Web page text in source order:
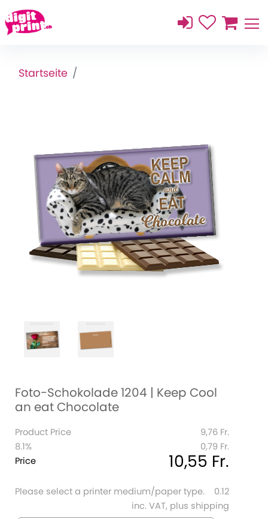
Startseite
Foto-Schokolade 1204 | Keep Cool
an eat Chocolate
Product Price
9,76 Fr.
8.1%
0,79 Fr.
Price
10,55 Fr.
Please select a printer medium/paper type.
0.12
inc. VAT, plus shipping